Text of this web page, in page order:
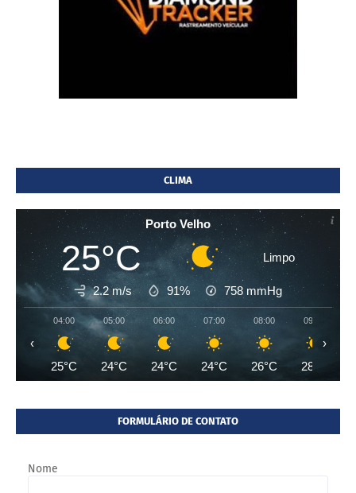
CLIMA
Porto Velho
25°C Limpo
2.2 m/s 91% 758 mmHg
04:00
25°C
05:00
24°C
06:00
24°C
07:00
24°C
08:00
26°C
09:00
28°C
‹ ›
FORMULÁRIO DE CONTATO
Nome